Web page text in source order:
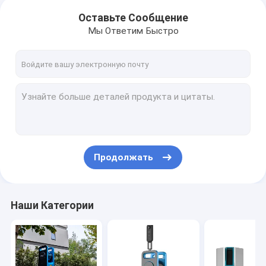
Оставьте Сообщение
Мы Ответим Быстро
Продолжать
Наши Категории